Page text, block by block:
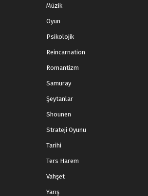
Müzik
Oyun
Psikolojik
Reincarnation
Romantizm
Samuray
Şeytanlar
Shounen
Strateji Oyunu
Tarihi
Ters Harem
Vahşet
Yarış